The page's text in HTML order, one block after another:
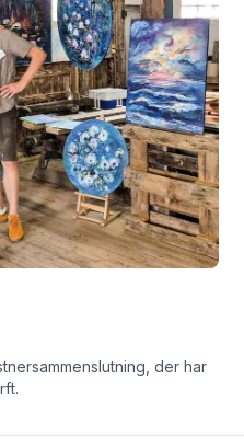
der har